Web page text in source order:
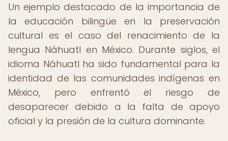
Un ejemplo destacado de la importancia de
la educación bilingüe en la preservación
cultural es el caso del renacimiento de la
lengua Náhuatl en México. Durante siglos, el
idioma Náhuatl ha sido fundamental para la
identidad de las comunidades indígenas en
México, pero enfrentó el riesgo de
desaparecer debido a la falta de apoyo
oficial y la presión de la cultura dominante.